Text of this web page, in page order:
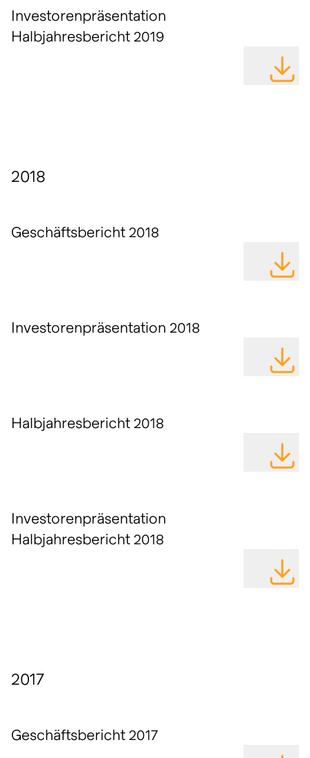
Investorenpräsentation
Halbjahresbericht 2019
DATEI
2018
Geschäftsbericht 2018
DATEI
Investorenpräsentation 2018
DATEI
Halbjahresbericht 2018
DATEI
Investorenpräsentation
Halbjahresbericht 2018
DATEI
2017
Geschäftsbericht 2017